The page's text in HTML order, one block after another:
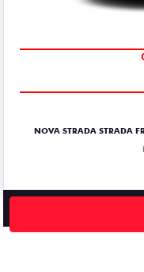
NOVA STRADA STRADA